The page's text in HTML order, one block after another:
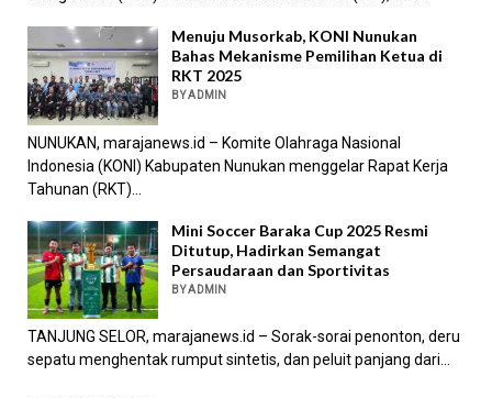
Menuju Musorkab, KONI Nunukan
Bahas Mekanisme Pemilihan Ketua di
RKT 2025
BY ADMIN
NUNUKAN, marajanews.id – Komite Olahraga Nasional
Indonesia (KONI) Kabupaten Nunukan menggelar Rapat Kerja
Tahunan (RKT)...
Mini Soccer Baraka Cup 2025 Resmi
Ditutup, Hadirkan Semangat
Persaudaraan dan Sportivitas
BY ADMIN
TANJUNG SELOR, marajanews.id – Sorak-sorai penonton, deru
sepatu menghentak rumput sintetis, dan peluit panjang dari...